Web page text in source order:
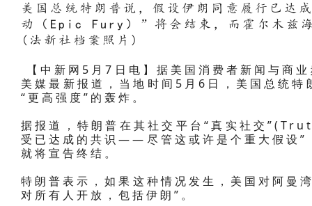
美国总统特朗普说，假设伊朗同意履行已达
动（Epic Fury）”将会结束，而霍尔木兹
(法新社档案照片)
【中新网5月7日电】据美国消费者新闻与商
美媒最新报道，当地时间5月6日，美国总统
“更高强度”的轰炸。
据报道，特朗普在其社交平台“真实社交
受已达成的共识——尽管这或许是个重大假设”
就将宣告终结。
特朗普表示，如果这种情况发生，美国对阿曼
对所有人开放，包括伊朗”。